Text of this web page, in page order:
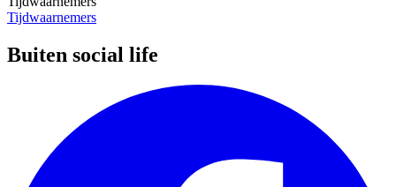
Tijdwaarnemers
Buiten social life